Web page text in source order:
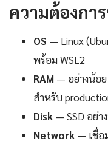
ความต้องกา
OS — Linux
พร้อม WSL2
RAM — อย่างน้อย
สำหรับ
Disk — SSD อย่า
Network — เชื่อ